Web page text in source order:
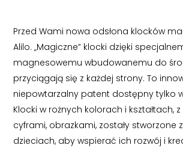
Przed Wami nowa odsłona klocków
Alilo. „Magiczne” klocki dzięki
magnesowemu wbudowanemu do
przyciągają się z każdej strony. To
niepowtarzalny patent dostępny tylko
Klocki w rożnych kolorach i kształtach,
cyframi, obrazkami, zostały stworzone
dzieciach, aby wspierać ich rozwój i